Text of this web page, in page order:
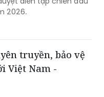
2026.
truyền, bảo vệ
Việt Nam -